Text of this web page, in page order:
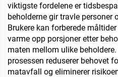
viktigste fordelene er
beholderne gir travle personer
Brukere kan forberede
varme opp porsjoner etter
maten mellom ulike
prosessen reduserer behovet
matavfall og eliminerer